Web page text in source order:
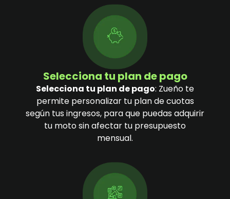
Selecciona tu plan de pago
Selecciona tu plan de pago: Zueño te
permite personalizar tu plan de cuotas
según tus ingresos, para que puedas adquirir
tu moto sin afectar tu presupuesto
mensual.